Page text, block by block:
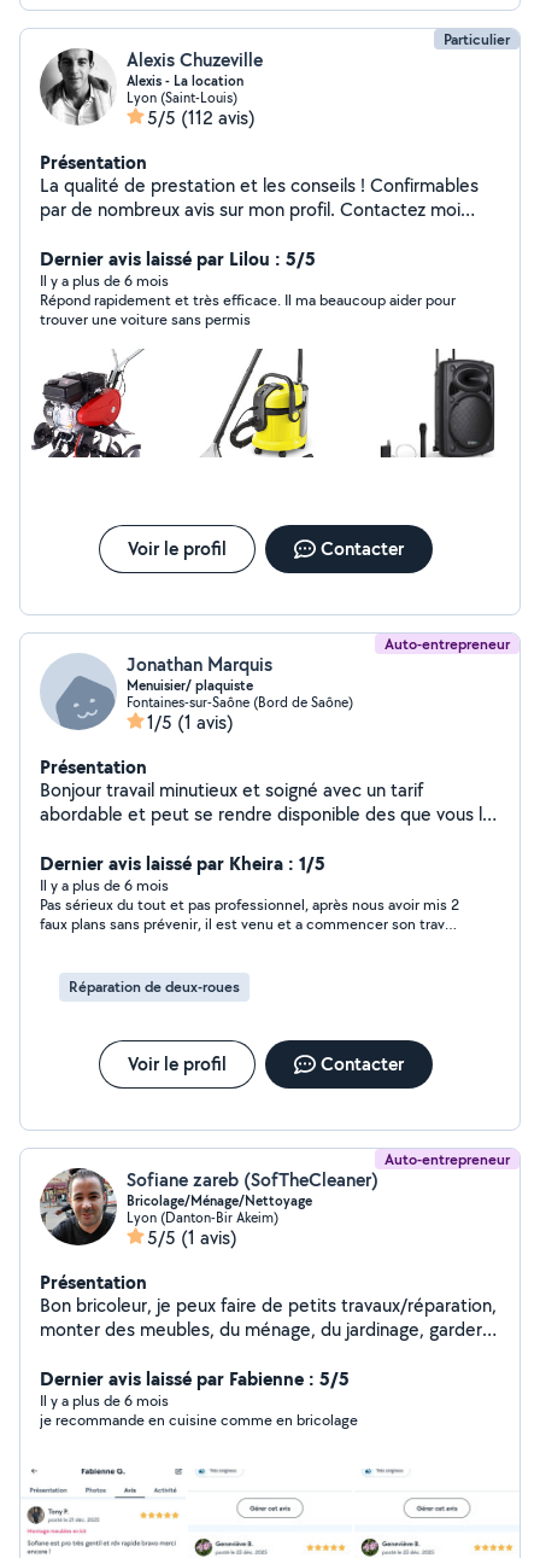
aider.
Particulier
Alexis Chuzeville
Alexis - La location
Lyon (Saint-Louis)
5/5 (112 avis)
Présentation
La qualité de prestation et les conseils ! Confirmables
par de nombreux avis sur mon profil. Contactez moi
Dernier avis laissé par Lilou : 5/5
Il y a plus de 6 mois
Répond rapidement et très efficace. Il ma beaucoup aider pour
trouver une voiture sans permis
Voir le profil Contacter
Auto-entrepreneur
Jonathan Marquis
Menuisier/ plaquiste
Fontaines-sur-Saône (Bord de Saône)
1/5 (1 avis)
Présentation
Bonjour travail minutieux et soigné avec un tarif
abordable et peut se rendre disponible des que vous le
(menuiserie extérieure, cuisine, Salle de bain
parquet,placo , isolation,joint de placo, carrelage,
faience, mécanique et tout cela est fait dans les règles
de l'art
Dernier avis laissé par Kheira : 1/5
Il y a plus de 6 mois
Pas sérieux du tout et pas professionnel, après nous avoir mis 2
faux plans sans prévenir, il est venu et a commencer son travail
malgré que nous l’avons payer intégralement.
Réparation de deux-roues
Voir le profil Contacter
Auto-entrepreneur
Sofiane zareb (SofTheCleaner)
Bricolage/Ménage/Nettoyage
Lyon (Danton-Bir Akeim)
5/5 (1 avis)
Présentation
Bon bricoleur, je peux faire de petits travaux/réparation,
monter des meubles, du ménage, du jardinage, garder
pour vous un plat maghrébin ... Je nettoie les tapis,
moquette, canapés, vitres, etc... Auto-
entrepreneur/Kbis Je suis sérieux et digne de confiance.
Dernier avis laissé par Fabienne : 5/5
Il y a plus de 6 mois
je recommande en cuisine comme en bricolage